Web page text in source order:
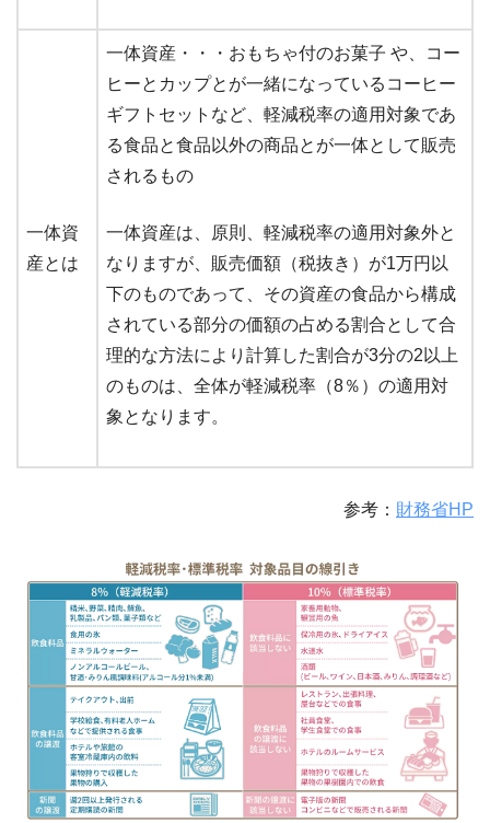
一体資
産とは
一体資産・・・おもちゃ付のお菓子 や、コー
ヒーとカップとが一緒になっているコーヒー
ギフトセットなど、軽減税率の適用対象であ
る食品と食品以外の商品とが一体として販売
されるもの
一体資産は、原則、軽減税率の適用対象外と
なりますが、販売価額（税抜き）が1万円以
下のものであって、その資産の食品から構成
されている部分の価額の占める割合として合
理的な方法により計算した割合が3分の2以上
のものは、全体が軽減税率（8％）の適用対
象となります。
参考： 財務省HP